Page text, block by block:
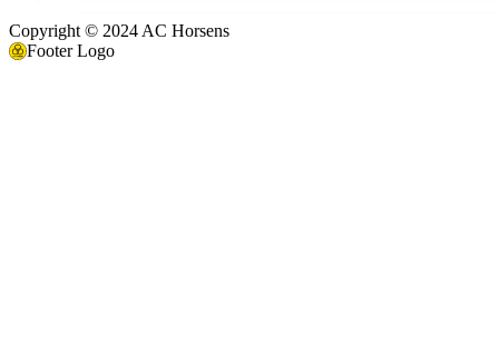
Copyright © 2024 AC Horsens
Footer Logo